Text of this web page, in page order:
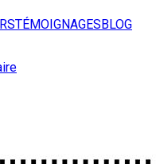
TÉMOIGNAGESBLOG